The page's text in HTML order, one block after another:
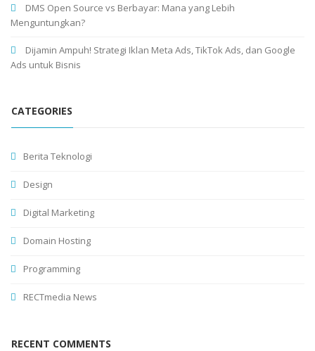
DMS Open Source vs Berbayar: Mana yang Lebih
Menguntungkan?
Dijamin Ampuh! Strategi Iklan Meta Ads, TikTok Ads, dan Google
Ads untuk Bisnis
CATEGORIES
Berita Teknologi
Design
Digital Marketing
Domain Hosting
Programming
RECTmedia News
RECENT COMMENTS